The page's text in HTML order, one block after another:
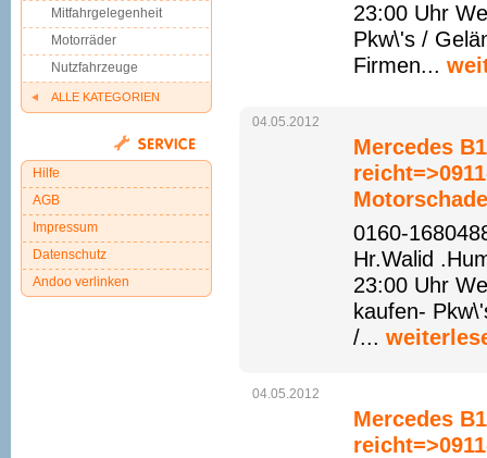
23:00 Uhr
Pkw\'s /
Firmen...
04.05.2012
Mercedes
0160-
Hr.Walid
23:00 Uhr
kaufen-
/...
04.05.2012
Mercedes
Mitfahrgelegenheit
Motorräder
Nutzfahrzeuge
ALLE KATEGORIEN
Hilfe
AGB
Impressum
Datenschutz
Andoo verlinken